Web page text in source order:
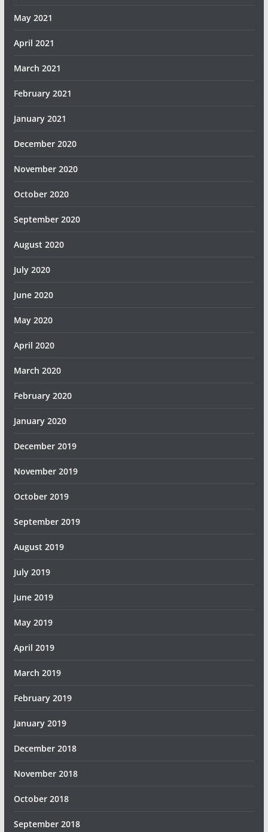
May 2021
April 2021
March 2021
February 2021
January 2021
December 2020
November 2020
October 2020
September 2020
August 2020
July 2020
June 2020
May 2020
April 2020
March 2020
February 2020
January 2020
December 2019
November 2019
October 2019
September 2019
August 2019
July 2019
June 2019
May 2019
April 2019
March 2019
February 2019
January 2019
December 2018
November 2018
October 2018
September 2018